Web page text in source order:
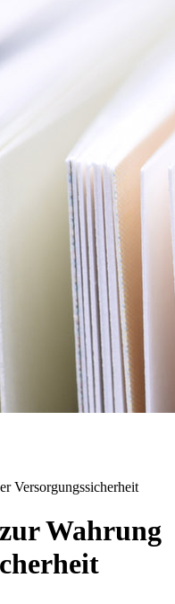
Versorgungssicherheit
Wahrung